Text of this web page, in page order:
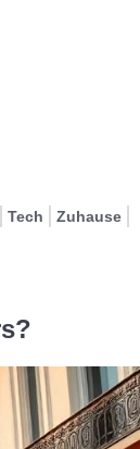
Tech Zuhause